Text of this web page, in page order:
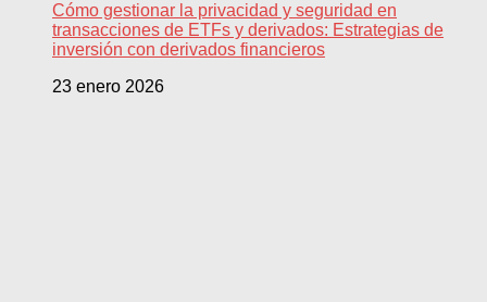
Cómo gestionar la privacidad y seguridad en
transacciones de ETFs y derivados: Estrategias de
inversión con derivados financieros
23 enero 2026